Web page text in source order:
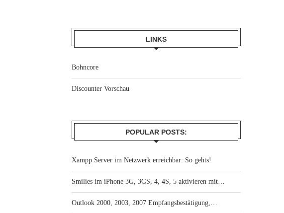
LINKS
Bohncore
Discounter Vorschau
POPULAR POSTS:
Xampp Server im Netzwerk erreichbar: So gehts!
Smilies im iPhone 3G, 3GS, 4, 4S, 5 aktivieren mit…
Outlook 2000, 2003, 2007 Empfangsbestätigung,…